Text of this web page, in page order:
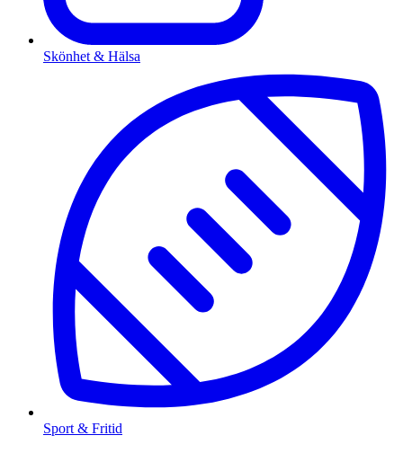
Skönhet & Hälsa
Sport & Fritid